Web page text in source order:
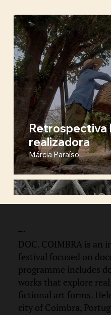
Retrospectiva
realizadora
Márcia Paraíso
Espiral em
DOC.COIMBRA
DOC. COIMBRA is
festival focused on
programme includes
works that explore
fictional art forms.
city of Coimbra,